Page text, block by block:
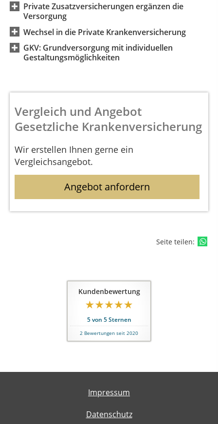
Private Zusatzversicherungen ergänzen die
Versorgung
Wechsel in die Private Krankenversicherung
GKV: Grundversorgung mit individuellen
Gestaltungsmöglichkeiten
Vergleich und Angebot
Gesetzliche Krankenversicherung
Wir erstellen Ihnen gerne ein
Vergleichsangebot.
Angebot anfordern
Seite teilen:
Kundenbewertung
5von 5Sternen
2 Bewertungen seit 2020
Impressum
Datenschutz